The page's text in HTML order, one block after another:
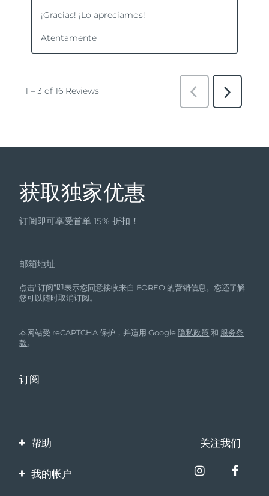
获取独家优惠
订阅即可享受首单 15% 折扣！
邮箱地址
点击“订阅”即表示您同意接收来自 FOREO 的营销信息。您还了解
您可以随时取消订阅。
本网站受 reCAPTCHA 保护，并适用 Google隐私政策 和 服务条
款。
帮助
联系我们
关注我们
我的帐户